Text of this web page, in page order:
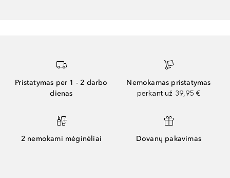
Pristatymas per 1 - 2 darbo
dienas
Nemokamas pristatymas
perkant už 39,95 €
2 nemokami mėginėliai Dovanų pakavimas